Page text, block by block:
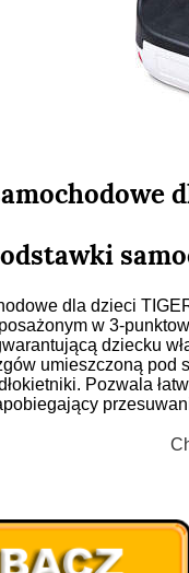
dla dzieci
w 3-
dziecku
umieszczoną pod
Pozwala